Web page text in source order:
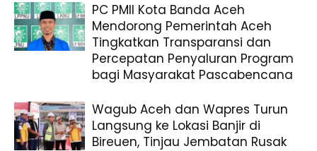
PC PMII Kota Banda Aceh
Mendorong Pemerintah Aceh
Tingkatkan Transparansi dan
Percepatan Penyaluran Program
bagi Masyarakat Pascabencana
Wagub Aceh dan Wapres Turun
Langsung ke Lokasi Banjir di
Bireuen, Tinjau Jembatan Rusak